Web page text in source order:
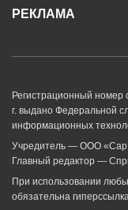
РЕКЛАМА
Регистрационный
г. выдано Федеральной
информационных
Учредитель — ООО
Главный редактор —
При использовании
обязательна